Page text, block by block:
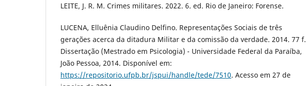
LEITE, J. R. M. Crimes militares. 2022. 6. ed. Rio de Janeiro: Forense.
LUCENA, Elluênia Claudino Delfino. Representações Sociais de três
gerações acerca da ditadura Militar e da comissão da verdade. 2014. 77 f.
Dissertação (Mestrado em Psicologia) - Universidade Federal da Paraíba,
João Pessoa, 2014. Disponível em:
https://repositorio.ufpb.br/jspui/handle/tede/7510. Acesso em 27 de